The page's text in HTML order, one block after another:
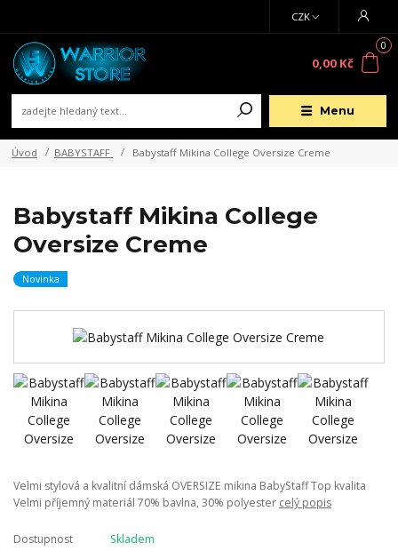
Menu
CZK
0
0,00 Kč
Úvod BABYSTAFF Babystaff Mikina College Oversize Creme
Babystaff Mikina College
Oversize Creme
Novinka
Velmi stylová a kvalitní dámská OVERSIZE mikina BabyStaff Top kvalita
Velmi příjemný materiál 70% bavlna, 30% polyester celý popis
Dostupnost
Skladem